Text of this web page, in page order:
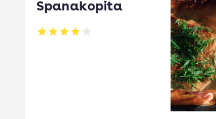
Spanakopita
Betyg: 4.1 av 5